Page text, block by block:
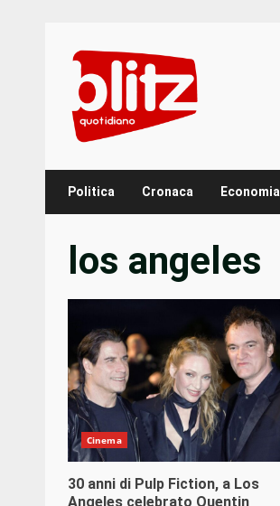
content
Politica Cronaca Economia
los angeles
Cinema
30 anni di Pulp Fiction, a Los
Angeles celebrato Quentin